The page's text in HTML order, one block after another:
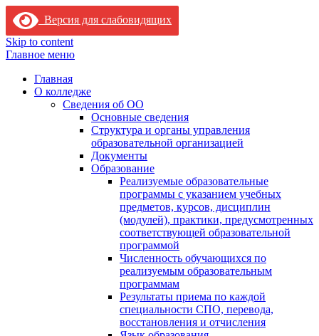
Версия для слабовидящих
Skip to content
Главное меню
Главная
О колледже
Сведения об ОО
Основные сведения
Структура и органы управления
образовательной организацией
Документы
Образование
Реализуемые образовательные
программы с указанием учебных
предметов, курсов, дисциплин
(модулей), практики, предусмотренных
соответствующей образовательной
программой
Численность обучающихся по
реализуемым образовательным
программам
Результаты приема по каждой
специальности СПО, перевода,
восстановления и отчисления